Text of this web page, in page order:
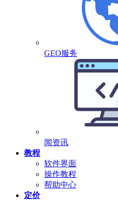
GEO服务
闻资讯
教程
软件界面
操作教程
帮助中心
定价